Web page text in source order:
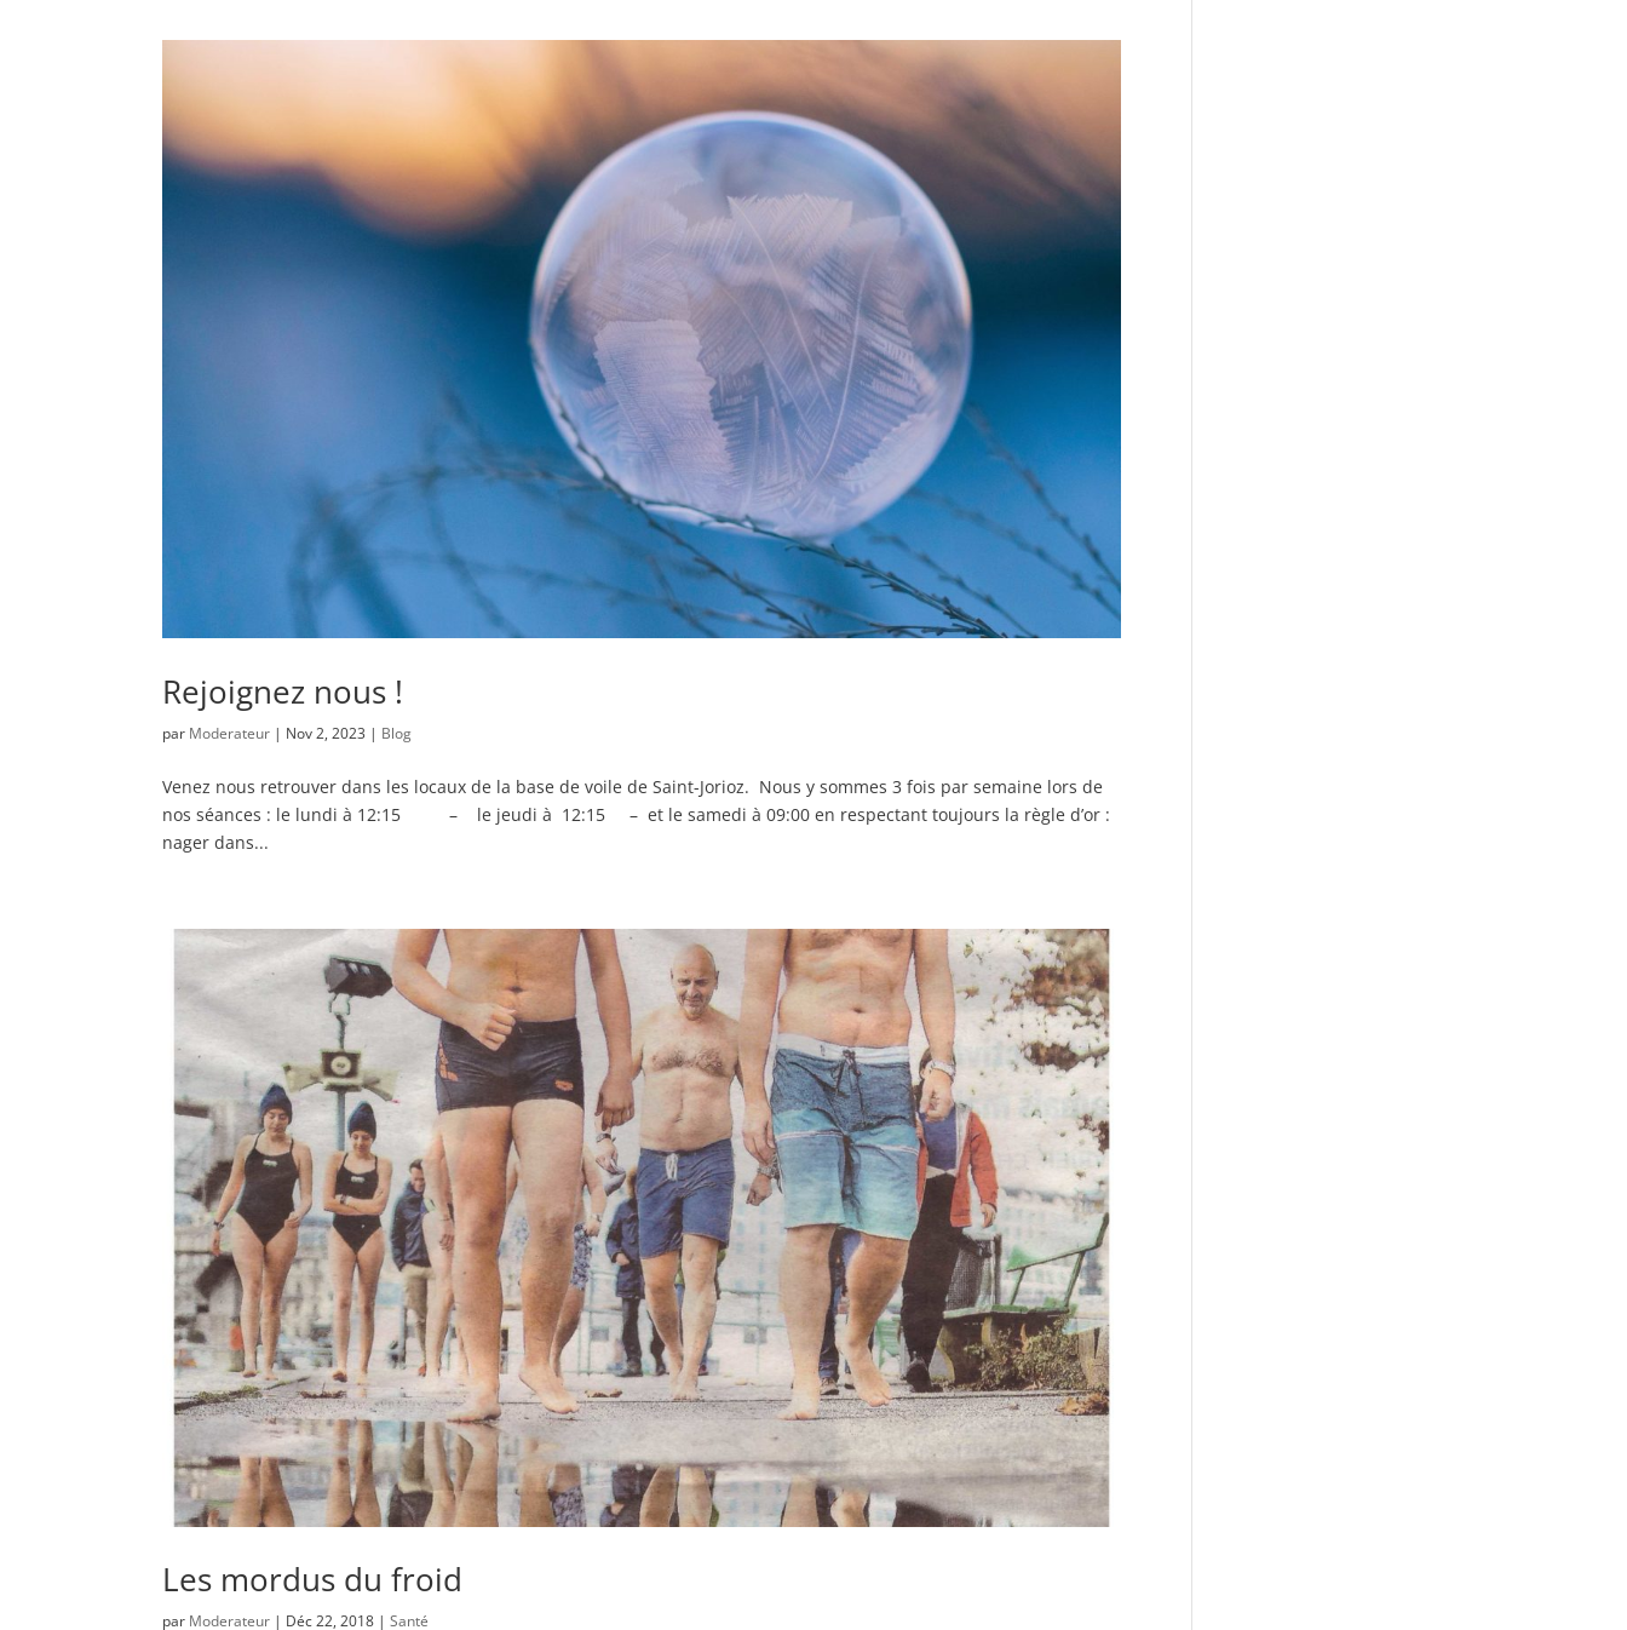
Rejoignez nous !
par Moderateur | Nov 2, 2023 | Blog
Venez nous retrouver dans les locaux de la base de voile de Saint-Jorioz. Nous y sommes 3 fois par semaine lors de
nos séances : le lundi à 12:15 – le jeudi à 12:15 – et le samedi à 09:00 en respectant toujours la règle d’or :
nager dans...
Les mordus du froid
par Moderateur | Déc 22, 2018 |Santé